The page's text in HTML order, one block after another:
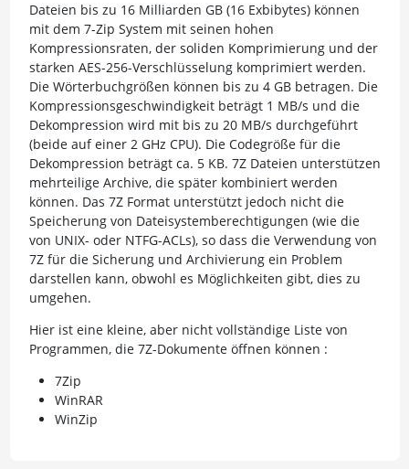
Dateien bis zu 16 Milliarden GB (16 Exbibytes) können
mit dem 7-Zip System mit seinen hohen
Kompressionsraten, der soliden Komprimierung und der
starken AES-256-Verschlüsselung komprimiert werden.
Die Wörterbuchgrößen können bis zu 4 GB betragen. Die
Kompressionsgeschwindigkeit beträgt 1 MB/s und die
Dekompression wird mit bis zu 20 MB/s durchgeführt
(beide auf einer 2 GHz CPU). Die Codegröße für die
Dekompression beträgt ca. 5 KB. 7Z Dateien unterstützen
mehrteilige Archive, die später kombiniert werden
können. Das 7Z Format unterstützt jedoch nicht die
Speicherung von Dateisystemberechtigungen (wie die
von UNIX- oder NTFG-ACLs), so dass die Verwendung von
7Z für die Sicherung und Archivierung ein Problem
darstellen kann, obwohl es Möglichkeiten gibt, dies zu
umgehen.
Hier ist eine kleine, aber nicht vollständige Liste von
Programmen, die 7Z-Dokumente öffnen können :
7Zip
WinRAR
WinZip